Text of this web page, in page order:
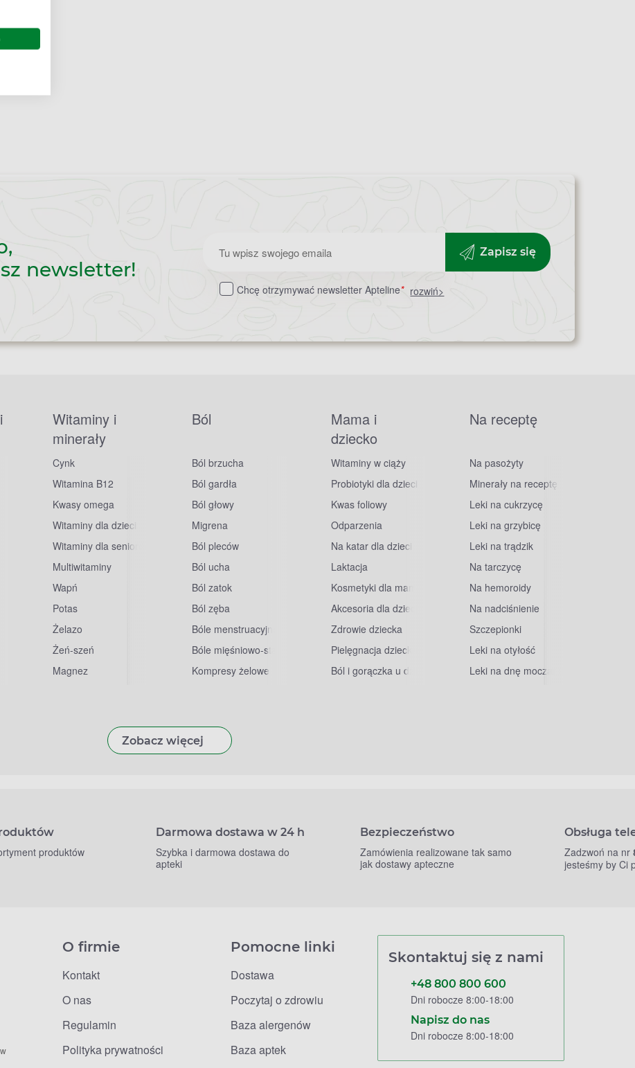
newsletter!
Zapisz
do
Zapisz się
Chcę otrzymywać newsletter Apteline* rozwiń>
Witaminy i
minerały
Cynk
Witamina B12
Kwasy omega
Witaminy dla dzieci
Witaminy dla seniorów
Multiwitaminy
Wapń
Potas
Żelazo
Żeń-szeń
Magnez
Ból
Ból brzucha
Ból gardła
Ból głowy
Migrena
Ból pleców
Ból ucha
Ból zatok
Ból zęba
Bóle menstruacyjne
Bóle mięśniowo-stawowe
Kompresy żelowe
Mama i
dziecko
Witaminy w ciąży
Probiotyki dla dzieci
Kwas foliowy
Odparzenia
Na katar dla dzieci
Laktacja
Kosmetyki dla mam
Akcesoria dla dzieci
Zdrowie dziecka
Pielęgnacja dziecka
Ból i gorączka u dzieci
Na receptę
Na pasożyty
Minerały na receptę
Leki na cukrzycę
Leki na grzybicę
Leki na trądzik
Na tarczycę
Na hemoroidy
Na nadciśnienie
Szczepionki
Leki na otyłość
Leki na dnę moczanową
Zobacz więcej
produktów
Darmowa dostawa w 24 h
Szybka i darmowa dostawa do
apteki
Bezpieczeństwo
Zamówienia realizowane tak samo
jak dostawy apteczne
Obsługa
Zadzwoń na nr
jesteśmy by Ci
O firmie
Kontakt
O nas
Regulamin
Polityka prywatności
Pomocne linki
Dostawa
Poczytaj o zdrowiu
Baza alergenów
Baza aptek
Skontaktuj się z nami
+48 800 800 600
Dni robocze 8:00-18:00
Napisz do nas
Dni robocze 8:00-18:00